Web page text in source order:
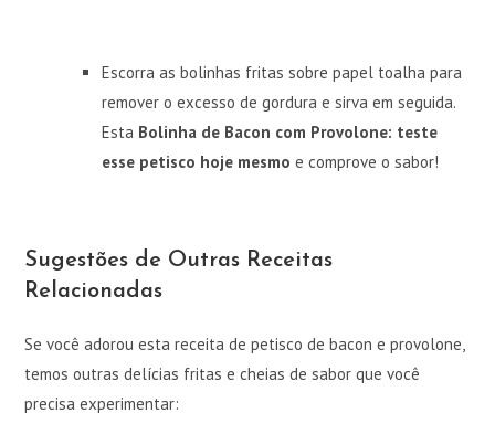
Escorra as bolinhas fritas sobre papel toalha para
remover o excesso de gordura e sirva em seguida.
Esta Bolinha de Bacon com Provolone: teste
esse petisco hoje mesmo e comprove o sabor!
Sugestões de Outras Receitas
Relacionadas
Se você adorou esta receita de petisco de bacon e provolone,
temos outras delícias fritas e cheias de sabor que você
precisa experimentar: